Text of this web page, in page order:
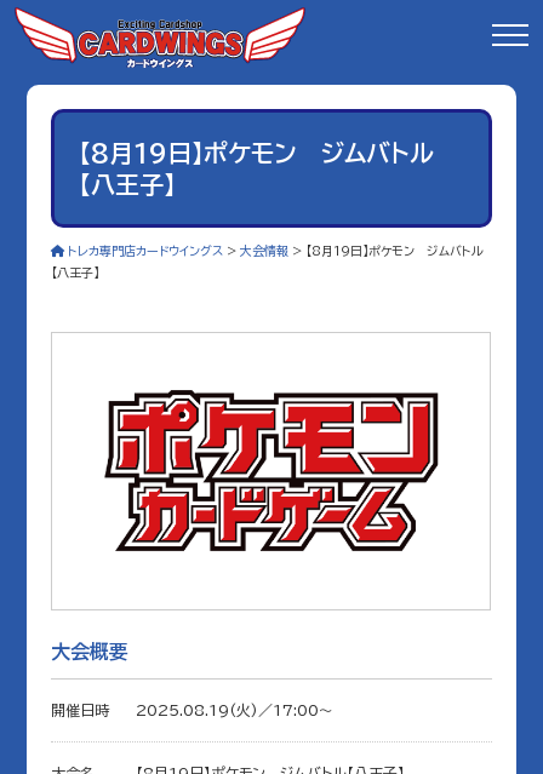
【8月19日】ポケモン ジムバトル
【八王子】
トレカ専門店カードウイングス >大会情報 > 【8月19日】ポケモン ジムバトル
【八王子】
大会概要
開催日時 2025.08.19(火)／17:00〜